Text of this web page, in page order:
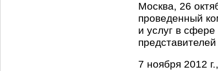
Москва, 26
проведенный
и услуг в
7 ноября 2012